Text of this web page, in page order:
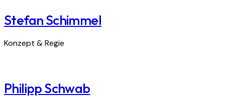
Stefan Schimmel
Konzept & Regie
Philipp Schwab